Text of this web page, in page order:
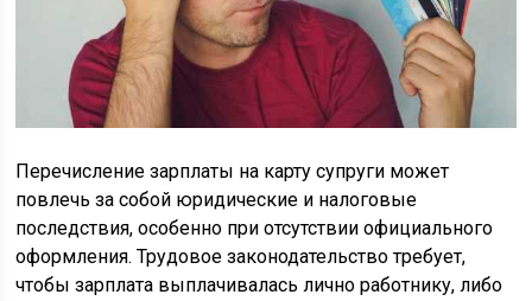
Перечисление зарплаты на карту супруги может
повлечь за собой юридические и налоговые
последствия, особенно при отсутствии официального
оформления. Трудовое законодательство требует,
чтобы зарплата выплачивалась лично работнику, либо